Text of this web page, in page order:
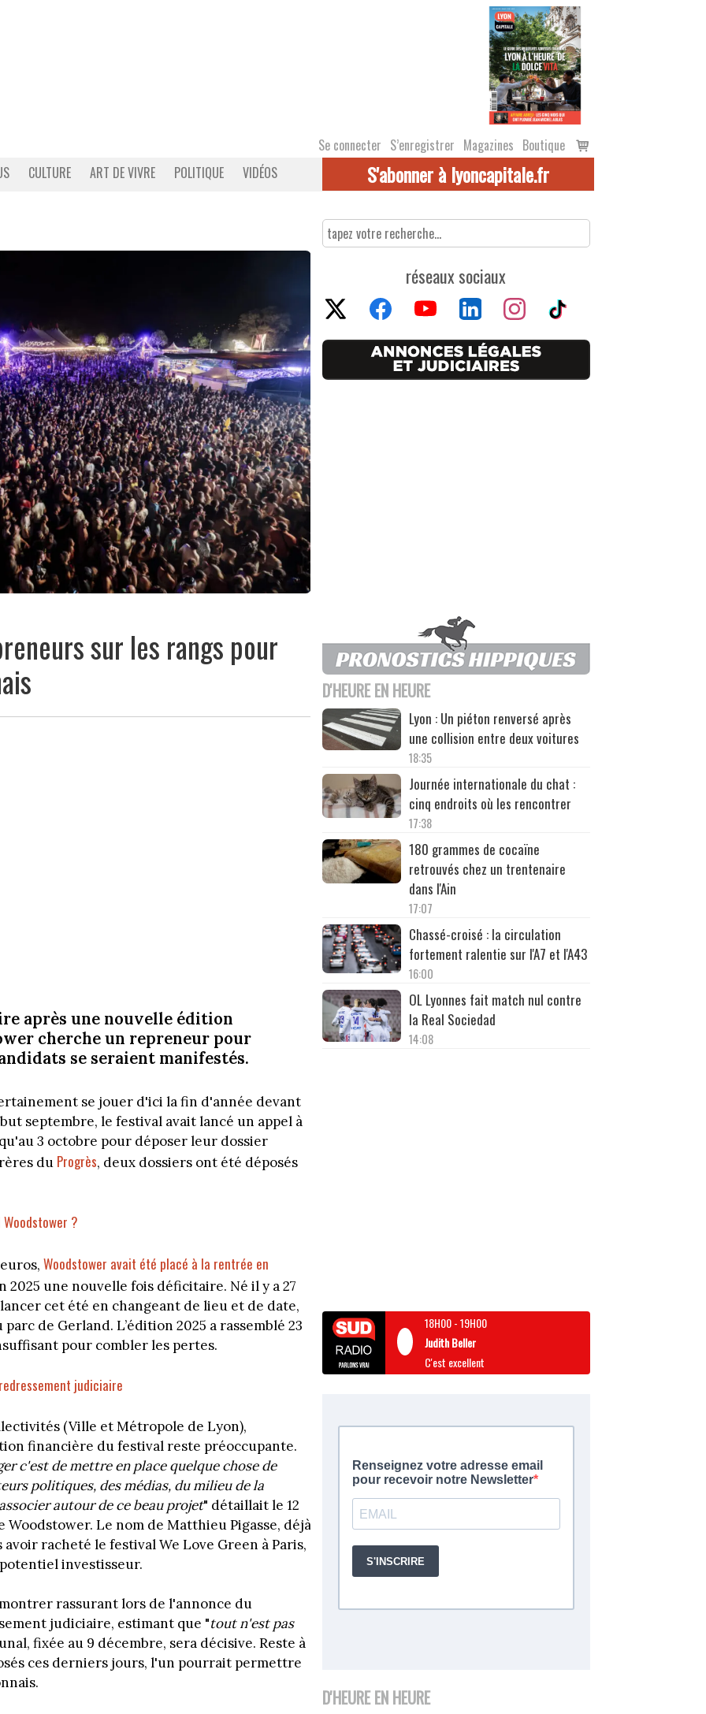
Se connecter S’enregistrer Magazines Boutique
Voir
le
CULTURE ART DE VIVRE POLITIQUE VIDÉOS S'abonner à lyoncapitale.fr
sur les rangs pour
après une nouvelle édition
cherche un repreneur pour
se seraient manifestés.
se jouer d'ici la fin d'année devant
septembre, le festival avait lancé un appel à
3 octobre pour déposer leur dossier
du Progrès, deux dossiers ont été déposés
?
Woodstower avait été placé à la rentrée en
2025 une nouvelle fois déficitaire. Né il y a 27
cet été en changeant de lieu et de date,
de Gerland. L’édition 2025 a rassemblé 23
pour combler les pertes.
judiciaire
(Ville et Métropole de Lyon),
financière du festival reste préoccupante.
c'est de mettre en place quelque chose de
politiques, des médias, du milieu de la
autour de ce beau projet" détaillait le 12
Le nom de Matthieu Pigasse, déjà
racheté le festival We Love Green à Paris,
investisseur.
rassurant lors de l'annonce du
judiciaire, estimant que "tout n'est pas
fixée au 9 décembre, sera décisive. Reste à
ces derniers jours, l'un pourrait permettre
réseaux sociaux
D'HEURE EN HEURE
Lyon : Un piéton renversé après
une collision entre deux voitures
18:35
Journée internationale du chat :
cinq endroits où les rencontrer
17:38
180 grammes de cocaïne
retrouvés chez un trentenaire
dans l'Ain
17:07
Chassé-croisé : la circulation
fortement ralentie sur l'A7 et l'A43
16:00
OL Lyonnes fait match nul contre
la Real Sociedad
14:08
18H00-19H00
Judith Beller
C'est excellent
D'HEURE EN HEURE